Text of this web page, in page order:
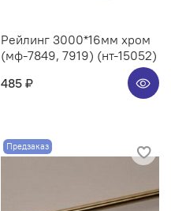
Рейлинг 3000*16мм хром
(мф-7849, 7919) (нт-15052)
485 ₽
Предзаказ